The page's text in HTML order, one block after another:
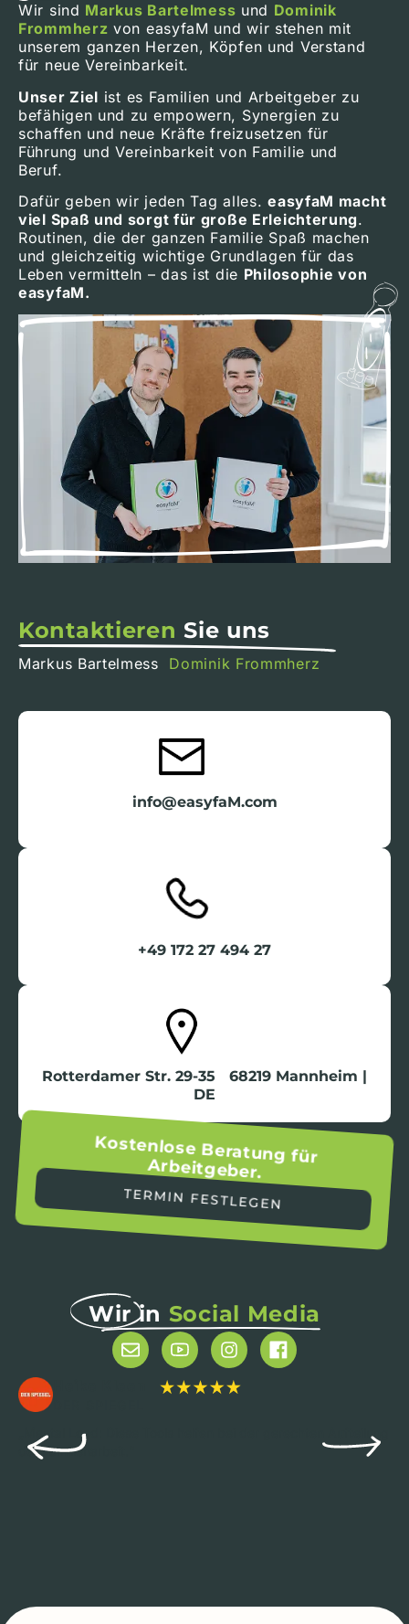
Wir sind Markus Bartelmess und Dominik
Frommherz von easyfaM und wir stehen mit
unserem ganzen Herzen, Köpfen und Verstand
für neue Vereinbarkeit.
Unser Ziel ist es Familien und Arbeitgeber zu
befähigen und zu empowern, Synergien zu
schaffen und neue Kräfte freizusetzen für
Führung und Vereinbarkeit von Familie und
Beruf.
Dafür geben wir jeden Tag alles.easyfaM macht
viel Spaß und sorgt für große Erleichterung.
Routinen, die der ganzen Familie Spaß machen
und gleichzeitig wichtige Grundlagen für das
Leben vermitteln – das ist die Philosophie von
easyfaM.
Kontaktieren Sie uns
Markus Bartelmess Dominik Frommherz
info@easyfaM.com
+49 172 27 494 27
Rotterdamer Str. 29-35 68219 Mannheim |
DE
Kostenlose Beratung für
Arbeitgeber.
TERMIN FESTLEGEN
Wir in Social Media
Heike Kleen
DER SPIEGEL
„Mental Load: Diese Tools helfen bei der gerechten Aufteilung
der Familienarbeit.“